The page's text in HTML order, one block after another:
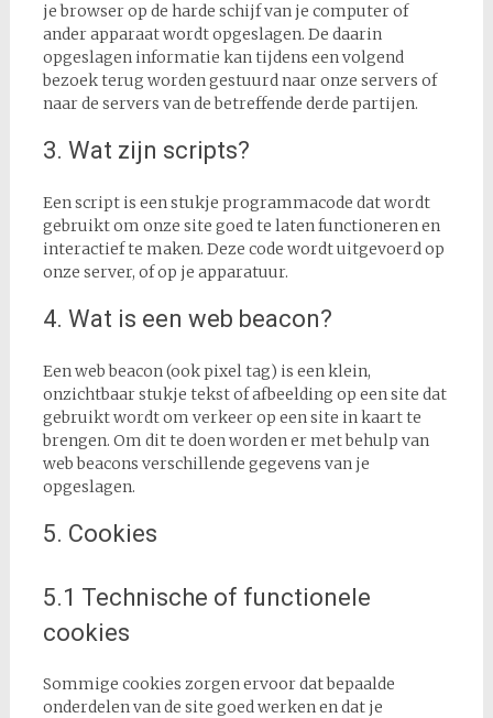
je browser op de harde schijf van je computer of
ander apparaat wordt opgeslagen. De daarin
opgeslagen informatie kan tijdens een volgend
bezoek terug worden gestuurd naar onze servers of
naar de servers van de betreffende derde partijen.
3. Wat zijn scripts?
Een script is een stukje programmacode dat wordt
gebruikt om onze site goed te laten functioneren en
interactief te maken. Deze code wordt uitgevoerd op
onze server, of op je apparatuur.
4. Wat is een web beacon?
Een web beacon (ook pixel tag) is een klein,
onzichtbaar stukje tekst of afbeelding op een site dat
gebruikt wordt om verkeer op een site in kaart te
brengen. Om dit te doen worden er met behulp van
web beacons verschillende gegevens van je
opgeslagen.
5. Cookies
5.1 Technische of functionele
cookies
Sommige cookies zorgen ervoor dat bepaalde
onderdelen van de site goed werken en dat je